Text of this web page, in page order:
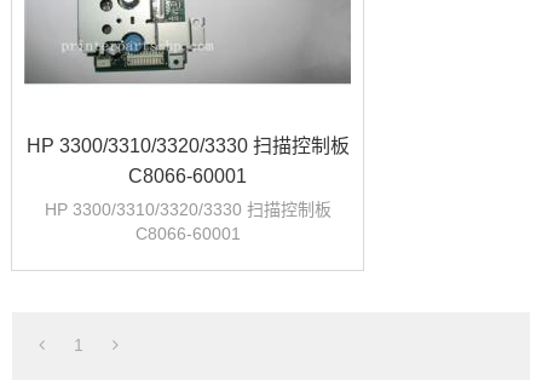
HP 3300/3310/3320/3330 扫描控制板
C8066-60001
HP 3300/3310/3320/3330 扫描控制板
C8066-60001
1